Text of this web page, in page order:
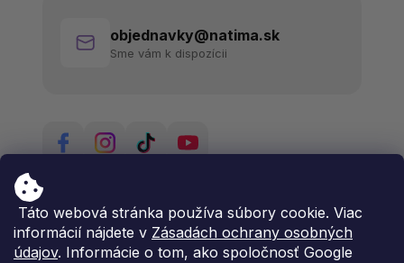
Táto webová stránka používa súbory cookie. Viac
informácií nájdete v Zásadách ochrany osobných
údajov. Informácie o tom, ako spoločnosť Google
objednavky@natima.sk
Sme vám k dispozícii